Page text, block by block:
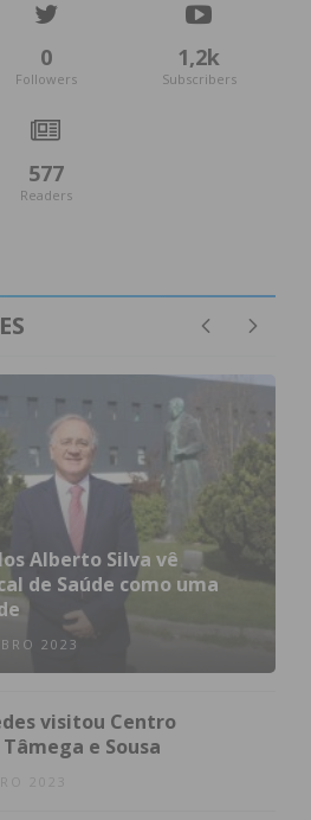
0
Followers
1,2k
Subscribers
577
Readers
Alberto Silva vê
de Saúde como uma
2023
visitou Centro
e Sousa
2023